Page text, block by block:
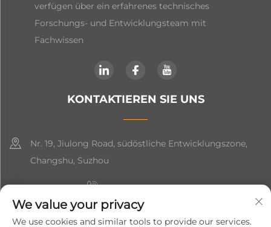
verfügen über ein erfahrenes technisches
Forschungs- und Entwicklungsteam mit
Fachwissen
KONTAKTIEREN SIE UNS
Nr. 19, Jiulong Road, südöstliche Entwicklungszone,
Changshu, Suzhou
+86-19906239903
[email protected]
We value your privacy
We use cookies and similar tools to provide our services.